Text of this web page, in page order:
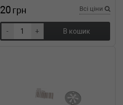
20 грн Всі ціни
- + В кошик